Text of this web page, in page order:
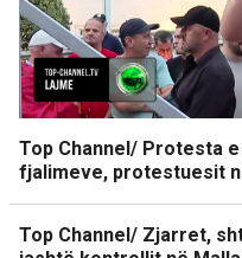
Top Channel/ Protesta
fjalimeve, protestuesit
Top Channel/ Zjarret,